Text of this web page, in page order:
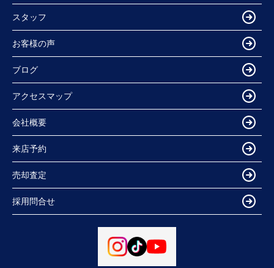
スタッフ
お客様の声
ブログ
アクセスマップ
会社概要
来店予約
売却査定
採用問合せ